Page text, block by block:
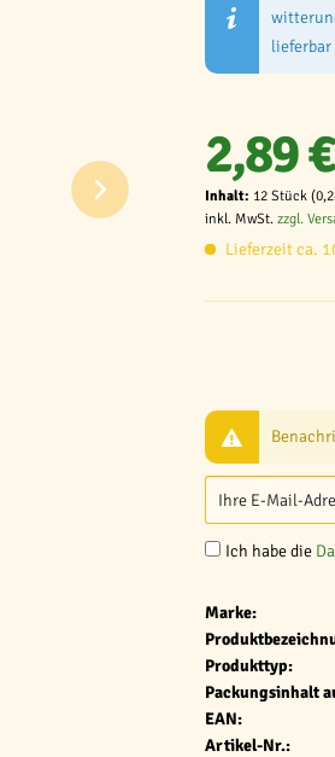
lieferbar
Ich habe die
Marke:
Produkttyp:
Packungsinhalt
EAN:
Artikel-Nr.:
2,89
Inhalt: 12 Stück
inkl. MwSt. zzgl.
Lieferzeit ca.